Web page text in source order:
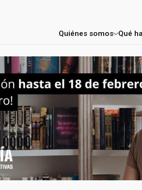
Quiénes somos
Factoría
Mentores y
Proyectos
Entidades
Qué